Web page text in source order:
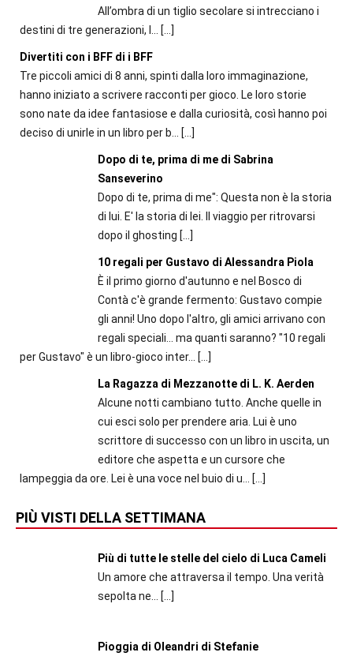
All’ombra di un tiglio secolare si intrecciano i
destini di tre generazioni, l...
[…]
Divertiti con i BFF di i BFF
Tre piccoli amici di 8 anni, spinti dalla loro immaginazione,
hanno iniziato a scrivere racconti per gioco. Le loro storie
sono nate da idee fantasiose e dalla curiosità, così hanno poi
deciso di unirle in un libro per b...
[…]
Dopo di te, prima di me di Sabrina
Sanseverino
Dopo di te, prima di me": Questa non è la storia
di lui. E' la storia di lei. Il viaggio per ritrovarsi
dopo il ghosting […]
10 regali per Gustavo di Alessandra Piola
È il primo giorno d'autunno e nel Bosco di
Contà c'è grande fermento: Gustavo compie
gli anni! Uno dopo l'altro, gli amici arrivano con
regali speciali... ma quanti saranno? "10 regali
per Gustavo" è un libro-gioco inter...
[…]
La Ragazza di Mezzanotte di L. K. Aerden
Alcune notti cambiano tutto. Anche quelle in
cui esci solo per prendere aria. Lui è uno
scrittore di successo con un libro in uscita, un
editore che aspetta e un cursore che
lampeggia da ore. Lei è una voce nel buio di u...
[…]
PIÙ VISTI DELLA SETTIMANA
Più di tutte le stelle del cielo di Luca Cameli
Un amore che attraversa il tempo. Una verità
sepolta ne...
[…]
Pioggia di Oleandri di Stefanie